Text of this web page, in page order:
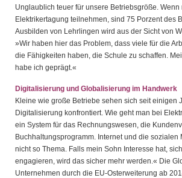
Unglaublich teuer für unsere Betriebsgröße.
Elektrikertagung teilnehmen, sind 75 Porzent des
Ausbilden von Lehrlingen wird aus der Sicht von
»Wir haben hier das Problem, dass viele für die
die Fähigkeiten haben, die Schule zu schaffen.
habe ich geprägt.«
Digitalisierung und Globalisierung im Handwerk
Kleine wie große Betriebe sehen sich seit einigen
Digitalisierung konfrontiert. Wie geht man bei
ein System für das Rechnungswesen, die
Buchhaltungsprogramm. Internet und die sozialen
nicht so Thema. Falls mein Sohn Interesse hat,
engagieren, wird das sicher mehr werden.« Die
Unternehmen durch die EU-Osterweiterung ab